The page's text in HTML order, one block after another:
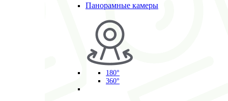
Панорамные камеры
180°
360°